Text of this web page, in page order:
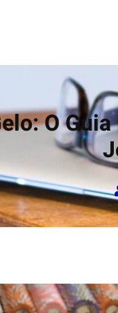
O